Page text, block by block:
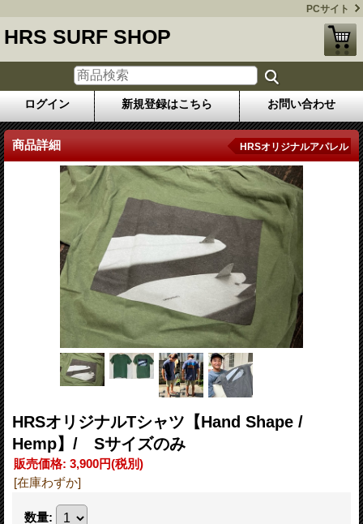
PCサイト
HRS SURF SHOP
ログイン 新規登録はこちら お問い合わせ
商品詳細 HRSオリジナルアパレル
HRSオリジナルTシャツ【Hand Shape /
Hemp】/ Sサイズのみ
販売価格: 3,900円(税別)
[在庫わずか]
数量: